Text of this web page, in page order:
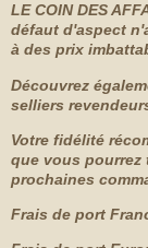
LE COIN DES
défaut d'aspect
à des prix
Découvrez
selliers
Votre fidélité
que vous pourrez
prochaines
Frais de port